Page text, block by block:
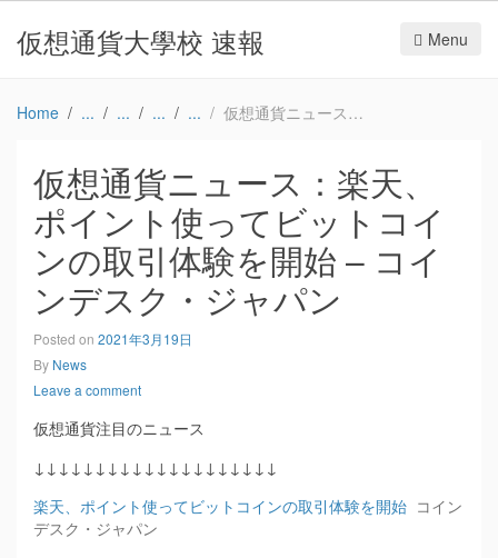
仮想通貨大學校 速報 Menu
Home 仮想通貨ニュース：楽天、ポイント使ってビットコインの取引体験を開始 – コインデスク・ジャパン
仮想通貨ニュース：楽天、
ポイント使ってビットコイ
ンの取引体験を開始 – コイ
ンデスク・ジャパン
Posted on 2021年3月19日
By News
Leave a comment
仮想通貨注目のニュース
↓↓↓↓↓↓↓↓↓↓↓↓↓↓↓↓↓↓↓↓
楽天、ポイント使ってビットコインの取引体験を開始 コイン
デスク・ジャパン